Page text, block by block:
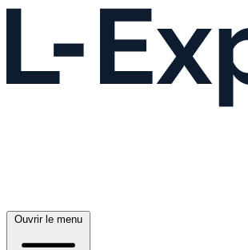
Ouvrir le menu